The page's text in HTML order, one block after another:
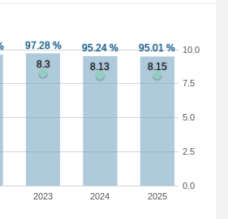
2023 2024 2025
0.0
2.5
5.0
7.5
10.0